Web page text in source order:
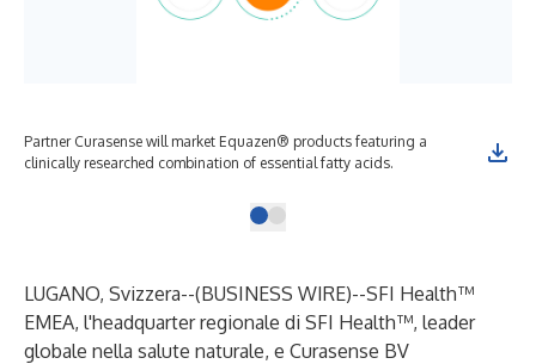
Partner Curasense will market Equazen® products featuring a
clinically researched combination of essential fatty acids.
LUGANO, Svizzera--(BUSINESS WIRE)--SFI Health™
EMEA, l'headquarter regionale di SFI Health™, leader
globale nella salute naturale, e Curasense BV